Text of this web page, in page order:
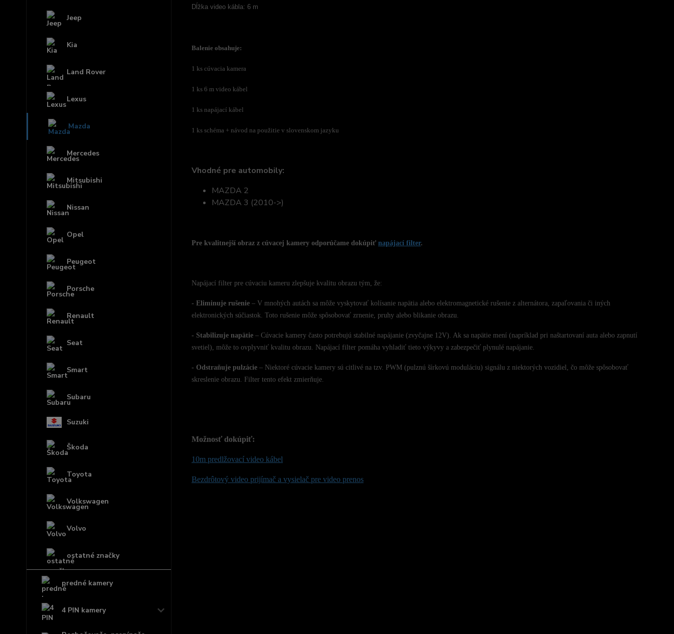
Jeep
Kia
Land Rover
Lexus
Mazda
Mercedes
Mitsubishi
Nissan
Opel
Peugeot
Porsche
Renault
Seat
Smart
Subaru
Suzuki
Škoda
Toyota
Volkswagen
Volvo
ostatné značky
predné kamery
4 PIN kamery
Dĺžka video kábla: 6 m
Balenie obsahuje:
1 ks cúvacia kamera
1 ks 6 m video kábel
1 ks napájací kábel
1 ks schéma + návod na použitie v slovenskom jazyku
Vhodné pre automobily:
MAZDA 2
MAZDA 3 (2010->)
Pre kvalitnejší obraz z cúvacej kamery odporúčame dokúpiť napájací filter.
Napájací filter pre cúvaciu kameru zlepšuje kvalitu obrazu tým, že:
- Eliminuje rušenie– V mnohých autách sa môže vyskytovať kolísanie napätia alebo elektromagnetické rušenie z alternátora, zapaľovania či iných
elektronických súčiastok. Toto rušenie môže spôsobovať zrnenie, pruhy alebo blikanie obrazu.
- Stabilizuje napätie– Cúvacie kamery často potrebujú stabilné napájanie (zvyčajne 12V). Ak sa napätie mení (napríklad pri naštartovaní auta alebo zapnutí
svetiel), môže to ovplyvniť kvalitu obrazu. Napájací filter pomáha vyhladiť tieto výkyvy a zabezpečiť plynulé napájanie.
- Odstraňuje pulzácie– Niektoré cúvacie kamery sú citlivé na tzv. PWM (pulznú šírkovú moduláciu) signálu z niektorých vozidiel, čo môže spôsobovať
skreslenie obrazu. Filter tento efekt zmierňuje.
Možnosť dokúpiť:
10m predlžovací video kábel
Bezdrôtový video prijímač a vysielač pre video prenos